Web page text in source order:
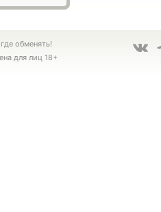
обменять!
для лиц 18+